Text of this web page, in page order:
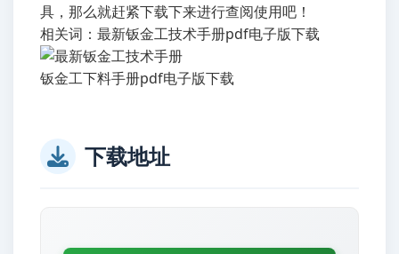
具，那么就赶紧下载下来进行查阅使用吧！
相关词：最新钣金工技术手册pdf电子版下载
钣金工下料手册pdf电子版下载
下载地址